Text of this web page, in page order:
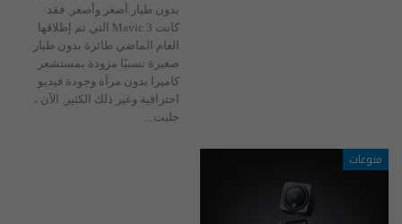
بدون طيار أصغر وأصغر. فقد
كانت Mavic 3 التي تم إطلاقها
العام الماضي طائرة بدون طيار
صغيرة نسبيًا مزودة بمستشعر
كاميرا بدون مرآة وجودة فيديو
احترافية وغير ذلك الكثير. الآن ،
جلبت …
منوعات